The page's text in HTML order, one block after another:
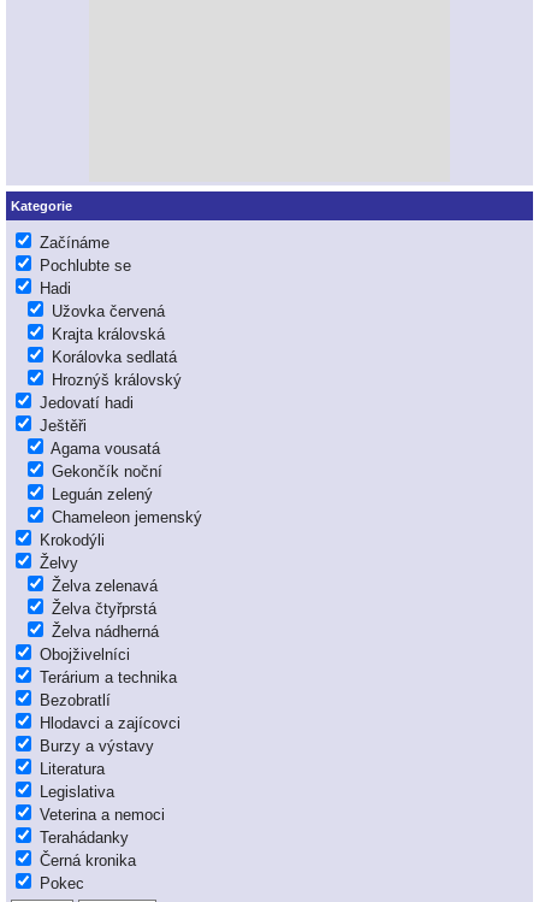
Kategorie
Začínáme
Pochlubte se
Hadi
Užovka červená
Krajta královská
Korálovka sedlatá
Hroznýš královský
Jedovatí hadi
Ještěři
Agama vousatá
Gekončík noční
Leguán zelený
Chameleon jemenský
Krokodýli
Želvy
Želva zelenavá
Želva čtyřprstá
Želva nádherná
Obojživelníci
Terárium a technika
Bezobratlí
Hlodavci a zajícovci
Burzy a výstavy
Literatura
Legislativa
Veterina a nemoci
Terahádanky
Černá kronika
Pokec